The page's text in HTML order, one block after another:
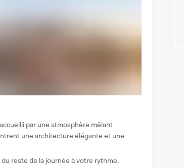
par une atmosphère mêlant
une architecture élégante et une
reste de la journée à votre rythme.